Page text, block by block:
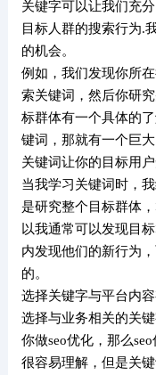
关键字可以让我们充
目标人群的搜索行为.
的机会。
例如，我们发现你所
索关键词，然后你研
标群体有一个具体的
键词，那就有一个巨
关键词让你的目标用户
当我学习关键词时，
是研究整个目标群体
以我通常可以发现目
内发现他们的新行为
的。
选择关键字与平台内容
选择与业务相关的关
你做seo优化，那么
很容易理解，但是关键